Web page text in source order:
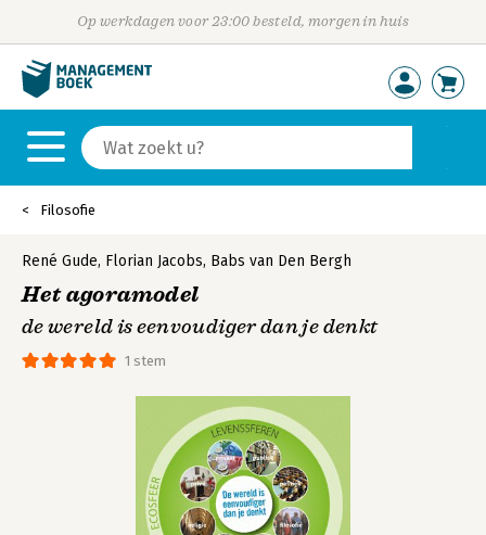
Op werkdagen voor 23:00 besteld, morgen in huis
Filosofie
1 stem
René Gude, Florian Jacobs, Babs van Den Bergh
Het agoramodel
de wereld is eenvoudiger dan je denkt